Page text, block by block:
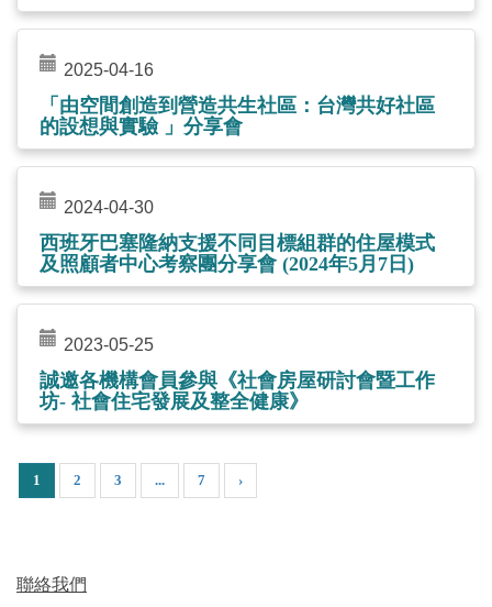
2025-04-16
「由空間創造到營造共生社區：台灣共好社區
的設想與實驗 」分享會
2024-04-30
西班牙巴塞隆納支援不同目標組群的住屋模式
及照顧者中心考察團分享會 (2024年5月7日)
2023-05-25
誠邀各機構會員參與《社會房屋研討會暨工作
坊- 社會住宅發展及整全健康》
1 2 3 ... 7 ›
聯絡我們